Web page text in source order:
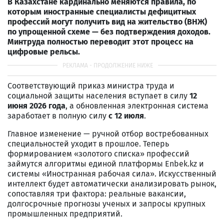
которым иностранные специалисты дефицитных
профессий могут получить вид на жительство (ВНЖ)
по упрощенной схеме — без подтверждения доходов.
Минтруда полностью переводит этот процесс на
цифровые рельсы.
Соответствующий приказ министра труда и
социальной защиты населения вступает в силу 12
июня 2026 года, а обновленная электронная система
заработает в полную силу с 12 июля.
Главное изменение — ручной отбор востребованных
специальностей уходит в прошлое. Теперь
формированием «золотого списка» профессий
займутся алгоритмы единой платформы Enbek.kz и
системы «Иностранная рабочая сила». Искусственный
интеллект будет автоматически анализировать рынок,
сопоставляя три фактора: реальные вакансии,
долгосрочные прогнозы ученых и запросы крупных
промышленных предприятий.